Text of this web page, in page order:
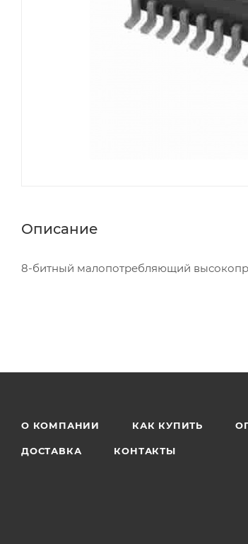
Описание
8-битный малопотребляющий
О КОМПАНИИ КАК КУПИТЬ
ДОСТАВКА КОНТАКТЫ